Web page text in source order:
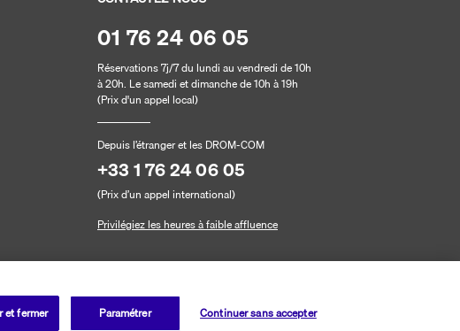
01 76 24 06 05
Réservations 7j/7 du lundi au vendredi de 10h
à 20h. Le samedi et dimanche de 10h à 19h
(Prix d'un appel local)
Depuis l’étranger et les DROM-COM
+33 1 76 24 06 05
(Prix d’un appel international)
Privilégiez les heures à faible affluence
Paramétrer Continuer sans accepter
et fermer